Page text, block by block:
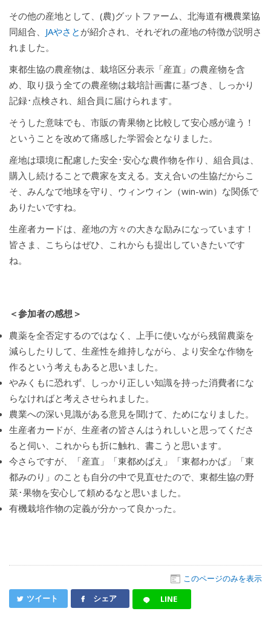
その他の産地として、(農)グットファーム、北海道有機農業協
同組合、 JAやさと が紹介され、それぞれの産地の特徴が説明さ
れました。
東都生協の農産物は、栽培区分表示「産直」の農産物を含
め、取り扱う全ての農産物は栽培計画書に基づき、しっかり
記録･点検され、組合員に届けられます。
そうした意味でも、市販の青果物と比較して安心感が違う！
ということを改めて痛感した学習会となりました。
産地は環境に配慮した安全･安心な農作物を作り、組合員は、
購入し続けることで農家を支える。支え合いの生協だからこ
そ、みんなで地球を守り、ウィンウィン（win-win）な関係で
ありたいですね。
生産者カードは、産地の方々の大きな励みになっています！
皆さま、こちらはぜひ、これからも提出していきたいです
ね。
＜参加者の感想＞
農薬を全否定するのではなく、上手に使いながら残留農薬を
減らしたりして、生産性を維持しながら、より安全な作物を
作るという考えもあると思いました。
やみくもに恐れず、しっかり正しい知識を持った消費者にな
らなければと考えさせられました。
農業への深い見識がある意見を聞けて、ためになりました。
生産者カードが、生産者の皆さんはうれしいと思ってくださ
ると伺い、これからも折に触れ、書こうと思います。
今さらですが、「産直」「東都めばえ」「東都わかば」「東
都みのり」のことも自分の中で見直せたので、東都生協の野
菜･果物を安心して頼めるなと思いました。
有機栽培作物の定義が分かって良かった。
このページのみを表示
ツイート シェア LINE